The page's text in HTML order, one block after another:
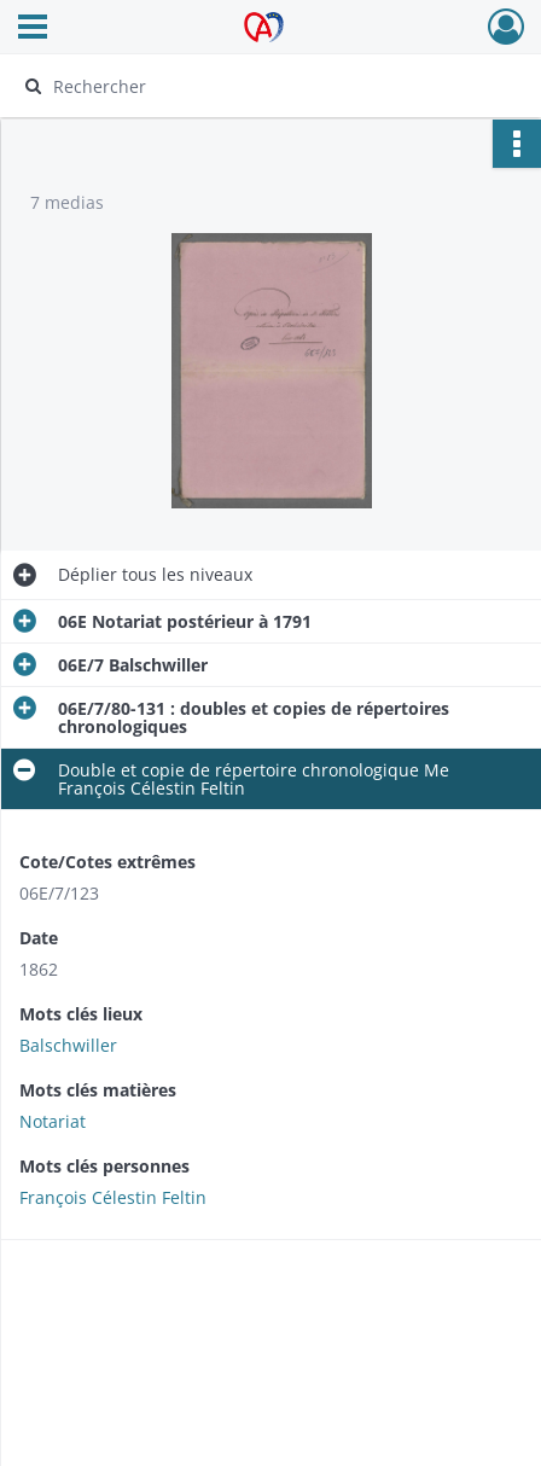
Archives Alsace - Colmar
Ouvrir le menu déroulant
7 medias
Déplier tous les niveaux
06E Notariat postérieur à 1791
06E/7 Balschwiller
06E/7/80-131 : doubles et copies de répertoires
chronologiques
Double et copie de répertoire chronologique Me
François Célestin Feltin
Cote/Cotes extrêmes
06E/7/123
Date
1862
Mots clés lieux
Balschwiller
Mots clés matières
Notariat
Mots clés personnes
François Célestin Feltin